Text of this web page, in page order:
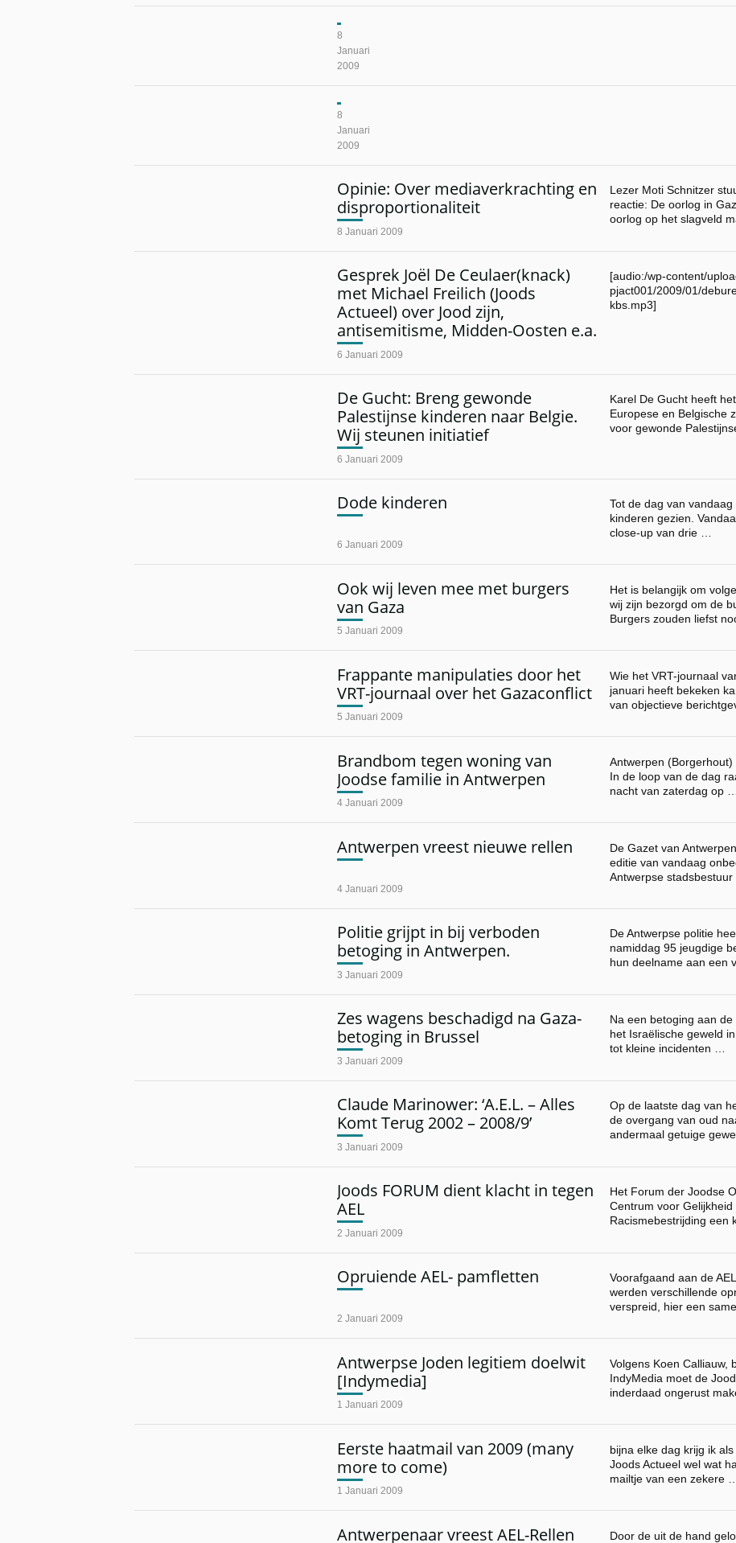
8
Januari
2009
8
Januari
2009
Opinie: Over mediaverkrachting en
disproportionaliteit
8 Januari 2009
Lezer Moti Schnitzer
reactie: De oorlog in
oorlog op het slagveld
Gesprek Joël De Ceulaer(knack)
met Michael Freilich (Joods
Actueel) over Jood zijn,
antisemitisme, Midden-Oosten e.a.
6 Januari 2009
[audio:/wp-content/
pjact001/2009/01/
kbs.mp3]
De Gucht: Breng gewonde
Palestijnse kinderen naar Belgie.
Wij steunen initiatief
6 Januari 2009
Karel De Gucht heeft
Europese en Belgische
voor gewonde
Dode kinderen
6 Januari 2009
Tot de dag van
kinderen gezien.
close-up van drie …
Ook wij leven mee met burgers
van Gaza
5 Januari 2009
Het is belangijk om
wij zijn bezorgd om de
Burgers zouden liefst
Frappante manipulaties door het
VRT-journaal over het Gazaconflict
5 Januari 2009
Wie het VRT-journaal
januari heeft bekeken
van objectieve
Brandbom tegen woning van
Joodse familie in Antwerpen
4 Januari 2009
Antwerpen
In de loop van de dag
nacht van zaterdag op …
Antwerpen vreest nieuwe rellen
4 Januari 2009
De Gazet van
editie van vandaag
Antwerpse stadsbestuur
Politie grijpt in bij verboden
betoging in Antwerpen.
3 Januari 2009
De Antwerpse politie
namiddag 95 jeugdige
hun deelname aan een
Zes wagens beschadigd na Gaza-
betoging in Brussel
3 Januari 2009
Na een betoging aan
het Israëlische geweld
tot kleine incidenten …
Claude Marinower: ‘A.E.L. – Alles
Komt Terug 2002 – 2008/9’
3 Januari 2009
Op de laatste dag van
de overgang van oud
andermaal getuige
Joods FORUM dient klacht in tegen
AEL
2 Januari 2009
Het Forum der Joodse
Centrum voor Gelijkheid
Racismebestrijding een
Opruiende AEL- pamfletten
2 Januari 2009
Voorafgaand aan de
werden verschillende
verspreid, hier een
Antwerpse Joden legitiem doelwit
[Indymedia]
1 Januari 2009
Volgens Koen Calliauw,
IndyMedia moet de
inderdaad ongerust
Eerste haatmail van 2009 (many
more to come)
1 Januari 2009
bijna elke dag krijg ik
Joods Actueel wel wat
mailtje van een zekere …
Antwerpenaar vreest AEL-Rellen Door de uit de hand